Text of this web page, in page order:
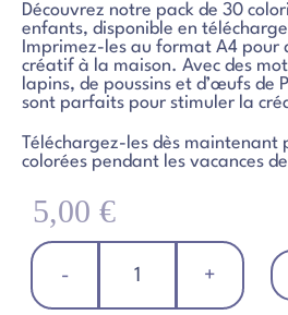
Découvrez notre pack de 30
enfants, disponible en
Imprimez-les au format A4 pour
créatif à la maison. Avec des
lapins, de poussins et d’œufs de
sont parfaits pour stimuler la
Téléchargez-les dès maintenant
colorées pendant les vacances
5,00 €
quantité
de